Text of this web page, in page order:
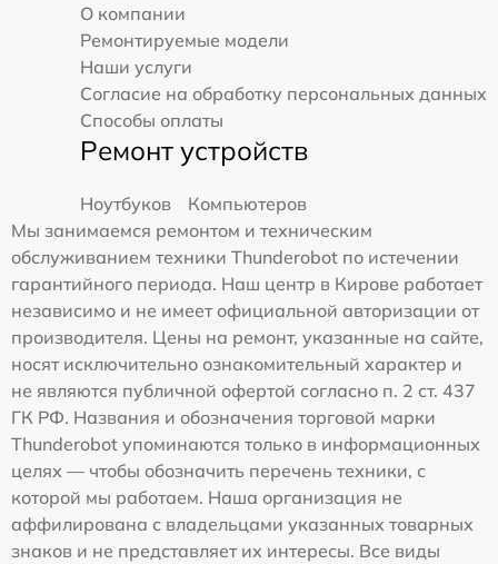
О компании
Ремонтируемые модели
Наши услуги
Согласие на обработку персональных данных
Способы оплаты
Ремонт устройств
Ноутбуков
Компьютеров
Мы занимаемся ремонтом и техническим
обслуживанием техники Thunderobot по истечении
гарантийного периода. Наш центр в Кирове работает
независимо и не имеет официальной авторизации от
производителя. Цены на ремонт, указанные на сайте,
носят исключительно ознакомительный характер и
не являются публичной офертой согласно п. 2 ст. 437
ГК РФ. Названия и обозначения торговой марки
Thunderobot упоминаются только в информационных
целях — чтобы обозначить перечень техники, с
которой мы работаем. Наша организация не
аффилирована с владельцами указанных товарных
знаков и не представляет их интересы. Все виды